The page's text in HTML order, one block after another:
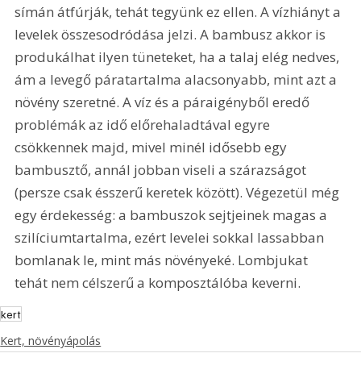
símán átfúrják, tehát tegyünk ez ellen. A vízhiányt a
levelek összesodródása jelzi. A bambusz akkor is
produkálhat ilyen tüneteket, ha a talaj elég nedves,
ám a levegő páratartalma alacsonyabb, mint azt a
növény szeretné. A víz és a páraigényből eredő
problémák az idő előrehaladtával egyre
csökkennek majd, mivel minél idősebb egy
bambusztő, annál jobban viseli a szárazságot
(persze csak ésszerű keretek között). Végezetül még
egy érdekesség: a bambuszok sejtjeinek magas a
szilíciumtartalma, ezért levelei sokkal lassabban
bomlanak le, mint más növényeké. Lombjukat
tehát nem célszerű a komposztálóba keverni.
kert
Kert, növényápolás